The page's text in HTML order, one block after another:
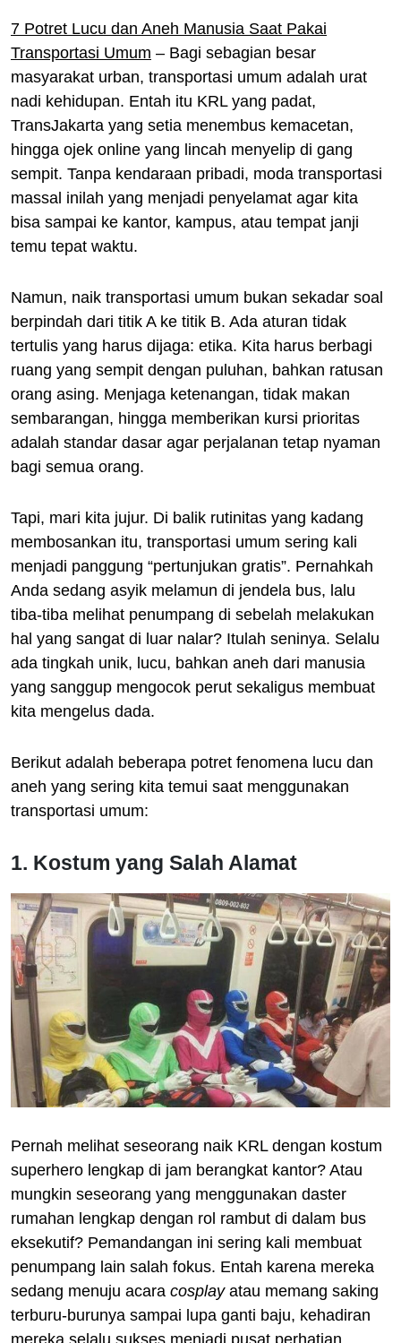
7 Potret Lucu dan Aneh Manusia Saat Pakai
Transportasi Umum – Bagi sebagian besar
masyarakat urban, transportasi umum adalah urat
nadi kehidupan. Entah itu KRL yang padat,
TransJakarta yang setia menembus kemacetan,
hingga ojek online yang lincah menyelip di gang
sempit. Tanpa kendaraan pribadi, moda transportasi
massal inilah yang menjadi penyelamat agar kita
bisa sampai ke kantor, kampus, atau tempat janji
temu tepat waktu.
Namun, naik transportasi umum bukan sekadar soal
berpindah dari titik A ke titik B. Ada aturan tidak
tertulis yang harus dijaga: etika. Kita harus berbagi
ruang yang sempit dengan puluhan, bahkan ratusan
orang asing. Menjaga ketenangan, tidak makan
sembarangan, hingga memberikan kursi prioritas
adalah standar dasar agar perjalanan tetap nyaman
bagi semua orang.
Tapi, mari kita jujur. Di balik rutinitas yang kadang
membosankan itu, transportasi umum sering kali
menjadi panggung “pertunjukan gratis”. Pernahkah
Anda sedang asyik melamun di jendela bus, lalu
tiba-tiba melihat penumpang di sebelah melakukan
hal yang sangat di luar nalar? Itulah seninya. Selalu
ada tingkah unik, lucu, bahkan aneh dari manusia
yang sanggup mengocok perut sekaligus membuat
kita mengelus dada.
Berikut adalah beberapa potret fenomena lucu dan
aneh yang sering kita temui saat menggunakan
transportasi umum:
1. Kostum yang Salah Alamat
Pernah melihat seseorang naik KRL dengan kostum
superhero lengkap di jam berangkat kantor? Atau
mungkin seseorang yang menggunakan daster
rumahan lengkap dengan rol rambut di dalam bus
eksekutif? Pemandangan ini sering kali membuat
penumpang lain salah fokus. Entah karena mereka
sedang menuju acara cosplayatau memang saking
terburu-burunya sampai lupa ganti baju, kehadiran
mereka selalu sukses menjadi pusat perhatian.